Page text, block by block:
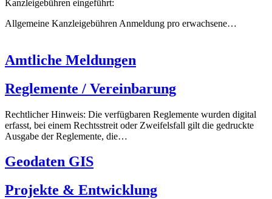
Kanzleigebühren eingeführt:
Allgemeine Kanzleigebühren Anmeldung pro erwachsene…
Amtliche Meldungen
Reglemente / Vereinbarung
Rechtlicher Hinweis: Die verfügbaren Reglemente wurden digital
erfasst, bei einem Rechtsstreit oder Zweifelsfall gilt die gedruckte
Ausgabe der Reglemente, die…
Geodaten GIS
Projekte & Entwicklung